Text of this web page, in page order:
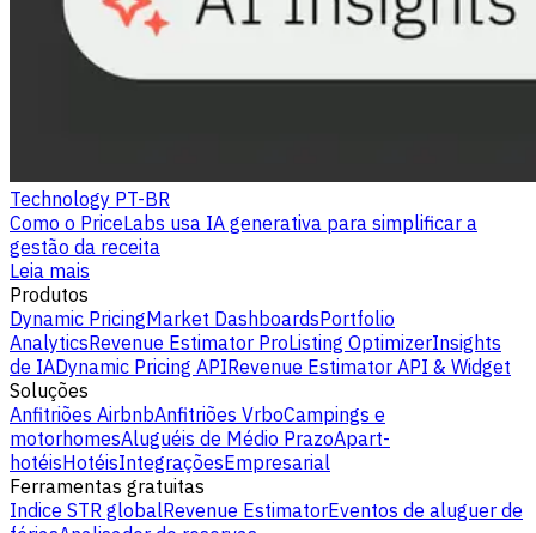
Technology PT-BR
Como o PriceLabs usa IA generativa para simplificar a
gestão da receita
Leia mais
Produtos
Dynamic PricingMarket DashboardsPortfolio
AnalyticsRevenue Estimator ProListing OptimizerInsights
de IADynamic Pricing APIRevenue Estimator API & Widget
Soluções
Anfitriões AirbnbAnfitriões VrboCampings e
motorhomesAluguéis de Médio PrazoApart-
hotéisHotéisIntegraçõesEmpresarial
Ferramentas gratuitas
Indice STR globalRevenue EstimatorEventos de aluguer de